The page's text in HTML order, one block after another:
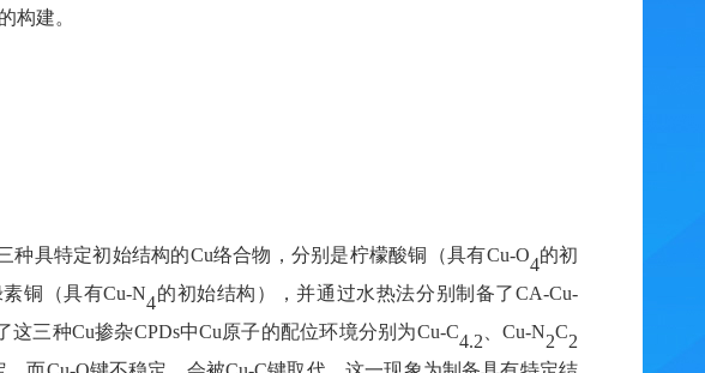
的构建。
种具特定初始结构的Cu络合物，分别是柠檬酸铜（具有Cu-O4的初
铜（具有Cu-N4的初始结构），并通过水热法分别制备了CA-Cu-
这三种Cu掺杂CPDs中Cu原子的配位环境分别为Cu-C4.2 、Cu-N2C2